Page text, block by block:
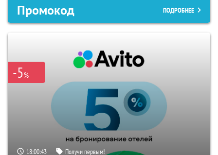
Промокод ПОДРОБНЕЕ
-5%
18:00:42 Получи первым!